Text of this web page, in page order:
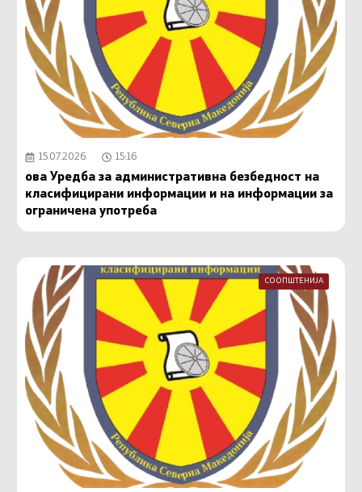
15.07.2026 15:16
ова Уредба за административна безбедност на
класифицирани информации и на информации за
ограничена употреба
СООПШТЕНИЈА